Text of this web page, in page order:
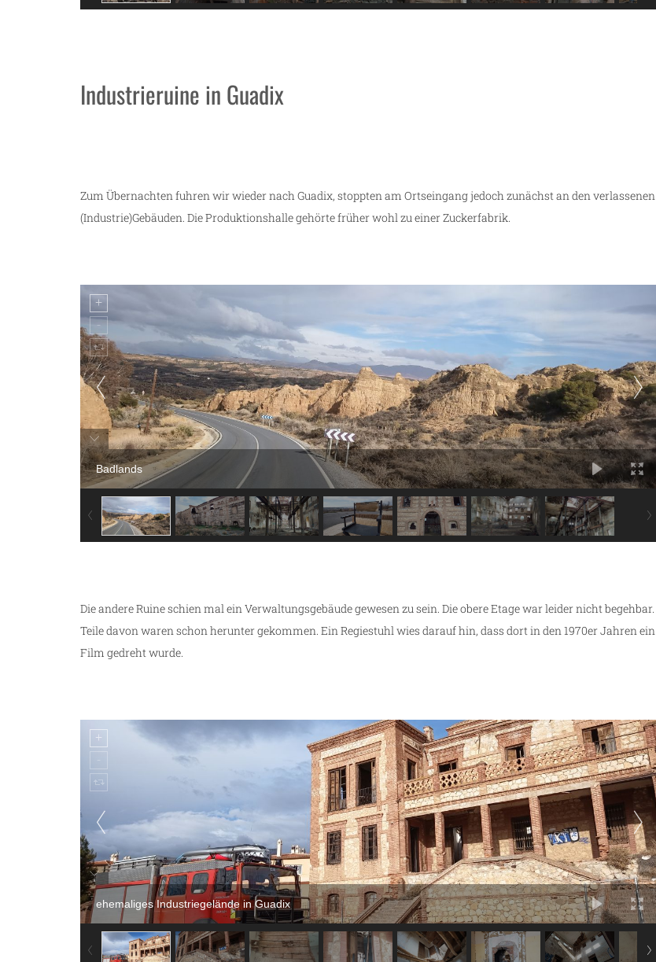
Industrieruine in Guadix
Zum Übernachten fuhren wir wieder nach Guadix, stoppten am Ortseingang jedoch zunächst an den verlassenen
(Industrie)Gebäuden. Die Produktionshalle gehörte früher wohl zu einer Zuckerfabrik.
Badlands
Die andere Ruine schien mal ein Verwaltungsgebäude gewesen zu sein. Die obere Etage war leider nicht begehbar.
Teile davon waren schon herunter gekommen. Ein Regiestuhl wies darauf hin, dass dort in den 1970er Jahren ein
Film gedreht wurde.
ehemaliges Industriegelände in Guadix